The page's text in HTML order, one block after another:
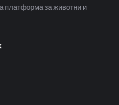
платформа за животни и